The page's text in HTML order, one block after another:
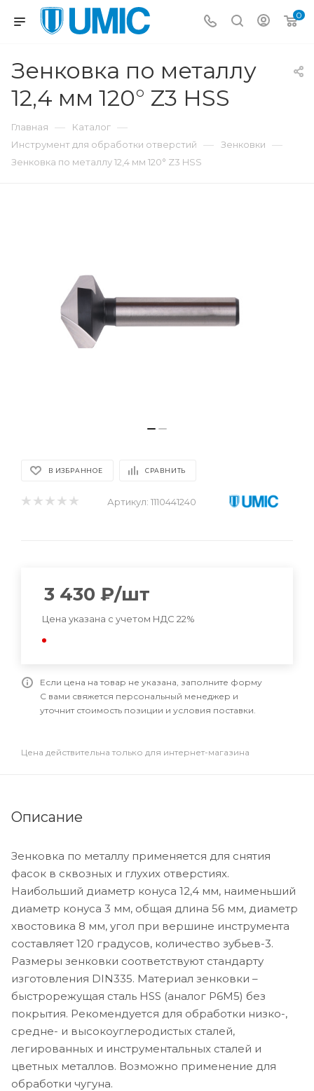
0
Зенковка по металлу
12,4 мм 120° Z3 HSS
Главная — Каталог —
Инструмент для обработки отверстий — Зенковки —
Зенковка по металлу 12,4 мм 120° Z3 HSS
В ИЗБРАННОЕ СРАВНИТЬ
Артикул: 1110441240
3 430 ₽/шт
Цена указана с учетом НДС 22%
Если цена на товар не указана, заполните форму
С вами свяжется персональный менеджер и
уточнит стоимость позиции и условия поставки.
Цена действительна только для интернет-магазина
Описание
Зенковка по металлу применяется для снятия
фасок в сквозных и глухих отверстиях.
Наибольший диаметр конуса 12,4 мм, наименьший
диаметр конуса 3 мм, общая длина 56 мм, диаметр
хвостовика 8 мм, угол при вершине инструмента
составляет 120 градусов, количество зубьев-3.
Размеры зенковки соответствуют стандарту
изготовления DIN335. Материал зенковки –
быстрорежущая сталь HSS (аналог Р6М5) без
покрытия. Рекомендуется для обработки низко-,
средне- и высокоуглеродистых сталей,
легированных и инструментальных сталей и
цветных металлов. Возможно применение для
обработки чугуна.